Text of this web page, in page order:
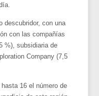
descubridor, con una
con las compañías
%), subsidiaria de
Company (7,5
16 el número de